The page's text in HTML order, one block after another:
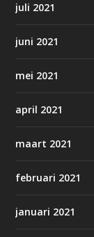
juli 2021
juni 2021
mei 2021
april 2021
maart 2021
februari 2021
januari 2021